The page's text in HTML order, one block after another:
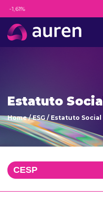
-1,61%
Estatuto Social
Home/ESG / Estatuto Social